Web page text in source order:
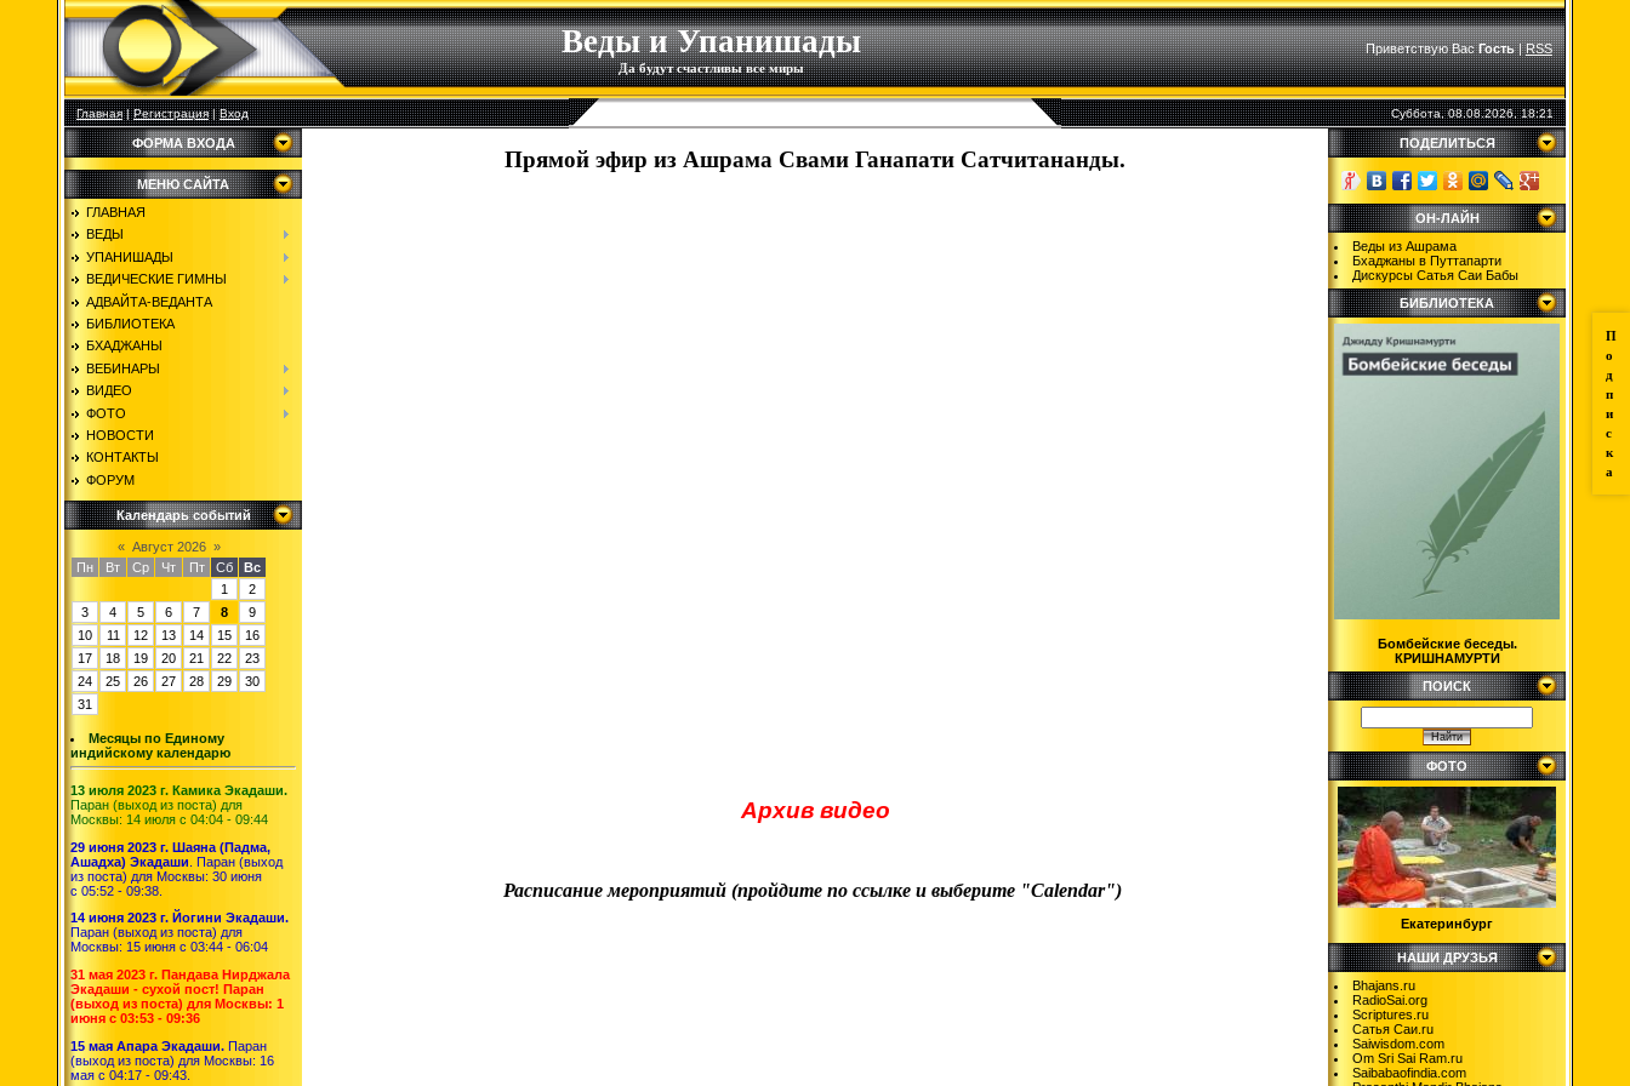
Веды и Упанишады
Да будут счастливы все миры
Приветствую Вас Гость|RSS
Главная|Регистрация|Вход Суббота, 08.08.2026, 18:21
П
о
д
п
и
с
к
а
ФОРМА ВХОДА
МЕНЮ САЙТА
ГЛАВНАЯ
ВЕДЫ
УПАНИШАДЫ
ВЕДИЧЕСКИЕ ГИМНЫ
АДВАЙТА-ВЕДАНТА
БИБЛИОТЕКА
БХАДЖАНЫ
ВЕБИНАРЫ
ВИДЕО
ФОТО
НОВОСТИ
КОНТАКТЫ
ФОРУМ
Календарь событий
« Август 2026 »
Пн
Вт Ср Чт Пт Сб
Вс
1
2
3
4 5 6 7 8
9
10
11 12 13 14 15
16
17
18 19 20 21 22
23
24
25 26 27 28 29
30
31
Месяцы по Единому
индийскому календарю
13 июля 2023 г. Камика Экадаши.
Паран (выход из поста) для
Москвы: 14 июля с 04:04 - 09:44
29 июня 2023 г. Шаяна (Падма,
Ашадха) Экадаши . Паран (выход
из поста) для Москвы: 30 июня
с 05:52 - 09:38.
14 июня 2023 г. Йогини Экадаши.
Паран (выход из поста) для
Москвы: 15 июня с 03:44 - 06:04
31 мая 2023 г. Пандава Нирджала
Экадаши - сухой пост! Паран
(выход из поста) для Москвы: 1
июня с 03:53 - 09:36
15 мая Апара Экадаши. Паран
(выход из поста) для Москвы: 16
мая с 04:17 - 09:43.
Прямой эфир из Ашрама Свами Ганапати Сатчитананды.
Архив видео
Расписание мероприятий (пройдите по ссылке и выберите "Calendar")
ПОДЕЛИТЬСЯ
ОН-ЛАЙН
Веды из Ашрама
Бхаджаны в Путтапарти
Дискурсы Сатья Саи Бабы
БИБЛИОТЕКА
Бомбейские беседы.
КРИШНАМУРТИ
ПОИСК
ФОТО
Екатеринбург
НАШИ ДРУЗЬЯ
Bhajans.ru
RadioSai.org
Scriptures.ru
Сатья Саи.ru
Saiwisdom.com
Om Sri Sai Ram.ru
Saibabaofindia.com